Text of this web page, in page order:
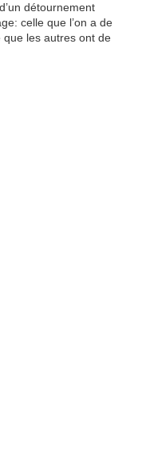
détournement
celle que l’on a de
que les autres ont de